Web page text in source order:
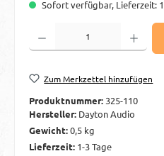
Sofort verfügbar, Lieferzeit:
Produkt Anzahl: Gib den
Zum Merkzettel hinzufügen
Produktnummer:325-110
Hersteller: Dayton Audio
Gewicht:0,5 kg
Lieferzeit: 1-3 Tage